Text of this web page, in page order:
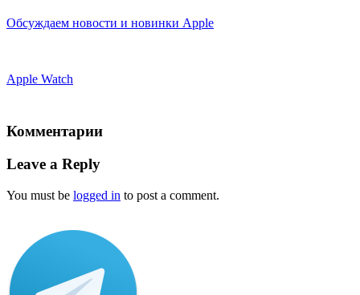
Обсуждаем новости и новинки Apple
Apple Watch
Комментарии
Leave a Reply
You must be logged in to post a comment.